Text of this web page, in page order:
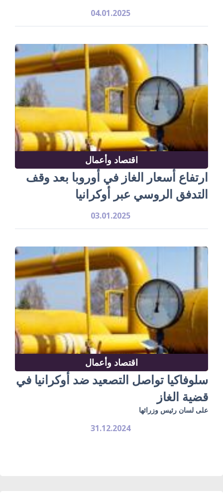
04.01.2025
اقتصاد وأعمال
ارتفاع أسعار الغاز في أوروبا بعد وقف
التدفق الروسي عبر أوكرانيا
03.01.2025
اقتصاد وأعمال
سلوفاكيا تواصل التصعيد ضد أوكرانيا في
قضية الغاز
على لسان رئيس وزرائها
31.12.2024